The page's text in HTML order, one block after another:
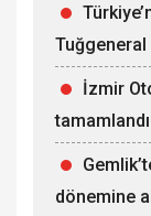
Tuğgeneral
İzmir
dönemine